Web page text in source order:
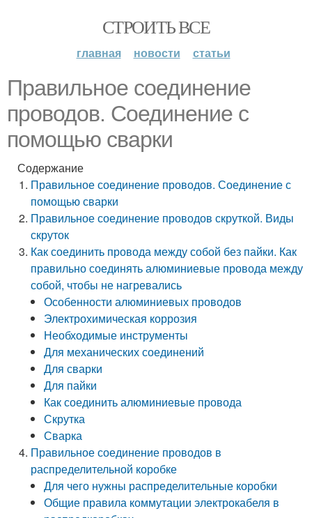
СТРОИТЬ ВСЕ
главная новости статьи
Правильное соединение
проводов. Соединение с
помощью сварки
Содержание
Правильное соединение проводов. Соединение с
помощью сварки
Правильное соединение проводов скруткой. Виды
скруток
Как соединить провода между собой без пайки. Как
правильно соединять алюминиевые провода между
собой, чтобы не нагревались
Особенности алюминиевых проводов
Электрохимическая коррозия
Необходимые инструменты
Для механических соединений
Для сварки
Для пайки
Как соединить алюминиевые провода
Скрутка
Сварка
Правильное соединение проводов в
распределительной коробке
Для чего нужны распределительные коробки
Общие правила коммутации электрокабеля в